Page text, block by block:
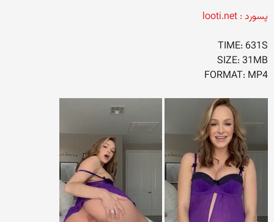
پسورد : looti.net
TIME: 631S
SIZE: 31MB
FORMAT: MP4